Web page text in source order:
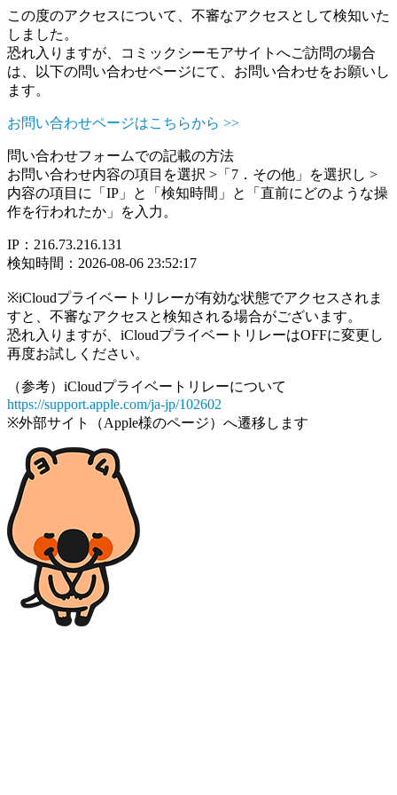
この度のアクセスについて、不審なアクセスとして検知いた
しました。
恐れ入りますが、コミックシーモアサイトへご訪問の場合
は、以下の問い合わせページにて、お問い合わせをお願いし
ます。
お問い合わせページはこちらから >>
問い合わせフォームでの記載の方法
お問い合わせ内容の項目を選択 >「7．その他」を選択し >
内容の項目に「IP」と「検知時間」と「直前にどのような操
作を行われたか」を入力。
IP：216.73.216.131
検知時間：2026-08-06 23:52:17
※iCloudプライベートリレーが有効な状態でアクセスされま
すと、不審なアクセスと検知される場合がございます。
恐れ入りますが、iCloudプライベートリレーはOFFに変更し
再度お試しください。
（参考）iCloudプライベートリレーについて
https://support.apple.com/ja-jp/102602
※外部サイト（Apple様のページ）へ遷移します